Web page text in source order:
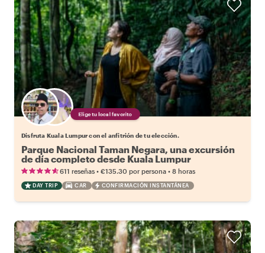
Elige tu local favorito
Disfruta Kuala Lumpur con el anfitrión de tu elección.
Parque Nacional Taman Negara, una excursión
de día completo desde Kuala Lumpur
611 reseñas • €135.30 por persona • 8 horas
DAY TRIP CAR CONFIRMACIÓN INSTANTÁNEA